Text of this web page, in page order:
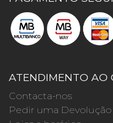
ATENDIMENTO AO
Contacta-nos
Pedir uma Devolução